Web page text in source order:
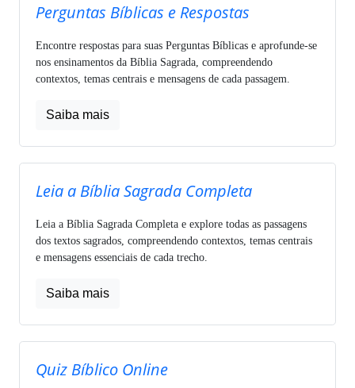
Perguntas Bíblicas e Respostas
Encontre respostas para suas Perguntas Bíblicas e aprofunde-se
nos ensinamentos da Bíblia Sagrada, compreendendo
contextos, temas centrais e mensagens de cada passagem.
Saiba mais
Leia a Bíblia Sagrada Completa
Leia a Bíblia Sagrada Completa e explore todas as passagens
dos textos sagrados, compreendendo contextos, temas centrais
e mensagens essenciais de cada trecho.
Saiba mais
Quiz Bíblico Online